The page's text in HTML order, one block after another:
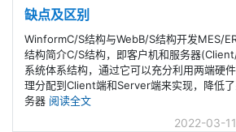
缺点及区别
WinformC/S结构与WebB/S结构开发MES/
结构简介C/S结构，即客户机和服务器
系统体系结构，通过它可以充分利用两端硬
理分配到Client端和Server端来实现，降低
务器 阅读全文
2022-03-